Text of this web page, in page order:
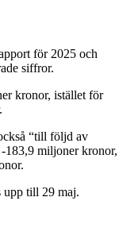
för 2025 och
siffror.
kronor, istället för
“till följd av
183,9 miljoner kronor,
upp till 29 maj.